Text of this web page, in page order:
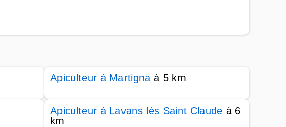
Apiculteur à Martigna à 5 km
Apiculteur à Lavans lès Saint Claude à 6
km